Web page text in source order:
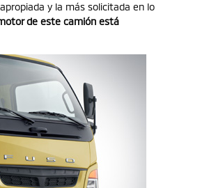
y la más solicitada en lo
de este camión está